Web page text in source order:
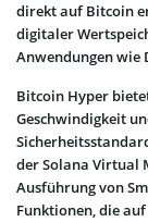
direkt auf Bitcoin
digitaler
Anwendungen wie
Bitcoin Hyper
Geschwindigkeit
der Solana Virtual
Ausführung von
Funktionen, die